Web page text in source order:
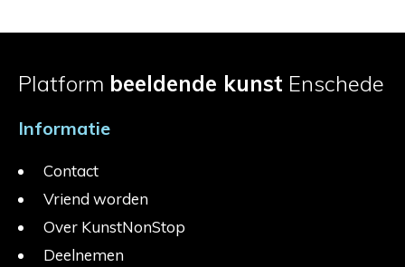
Platform beeldende kunst Enschede
Informatie
Contact
Vriend worden
Over KunstNonStop
Deelnemen